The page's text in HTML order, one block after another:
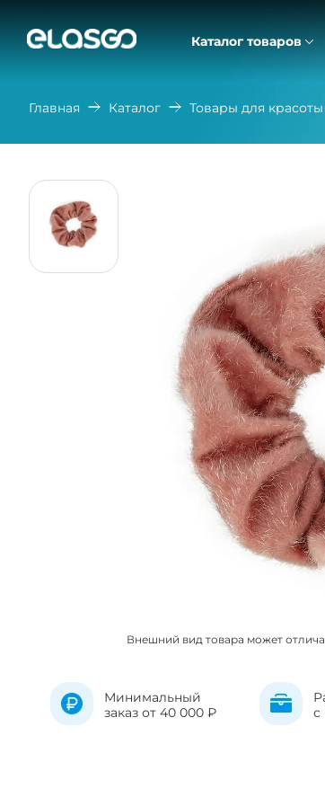
Каталог товаров
Главная Каталог Товары для
Внешний вид товара может
Минимальный
заказ от 40 000 ₽